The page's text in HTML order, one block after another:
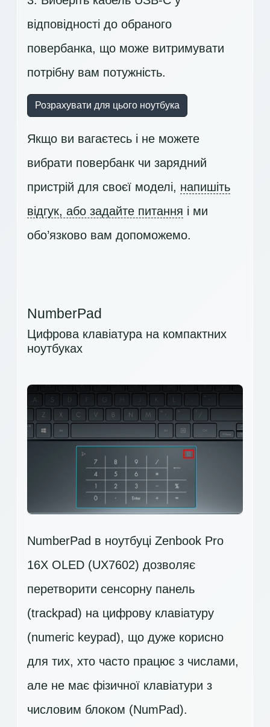
відповідності до обраного
повербанка, що може витримувати
потрібну вам потужність.
Розрахувати для цього ноутбука
Якщо ви вагаєтесь і не можете
вибрати повербанк чи зарядний
пристрій для своєї моделі, напишіть
відгук, або задайте питання і ми
обо’язково вам допоможемо.
NumberPad
Цифрова клавіатура на компактних
ноутбуках
NumberPad в ноутбуці Zenbook Pro
16X OLED (UX7602) дозволяє
перетворити сенсорну панель
(trackpad) на цифрову клавіатуру
(numeric keypad), що дуже корисно
для тих, хто часто працює з числами,
але не має фізичної клавіатури з
числовим блоком (NumPad).